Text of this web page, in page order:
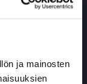
ja mainosten